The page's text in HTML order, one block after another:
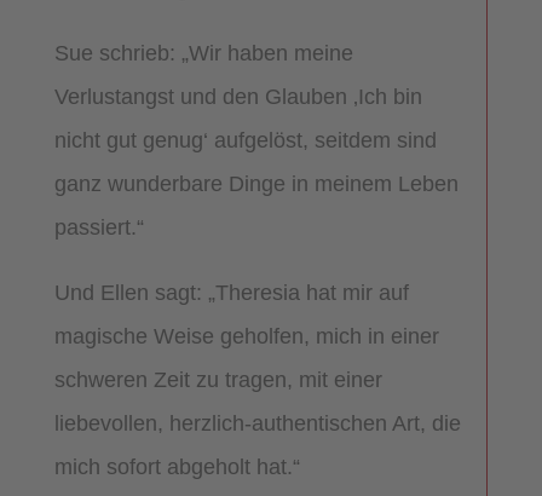
Sue schrieb: „Wir haben meine
Verlustangst und den Glauben ‚Ich bin
nicht gut genug‘ aufgelöst, seitdem sind
ganz wunderbare Dinge in meinem Leben
passiert.“
Und Ellen sagt: „Theresia hat mir auf
magische Weise geholfen, mich in einer
schweren Zeit zu tragen, mit einer
liebevollen, herzlich-authentischen Art, die
mich sofort abgeholt hat.“